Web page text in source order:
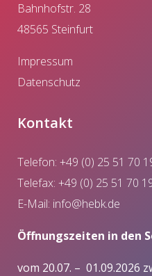
Bahnhofstr. 28
48565 Steinfurt
Impressum
Datenschutz
Kontakt
Telefon: +49 (0) 25 51 70
Telefax: +49 (0) 25 51 70
E-Mail: info@hebk.de
Öffnungszeiten in den
vom 20.07. – 01.09.2026